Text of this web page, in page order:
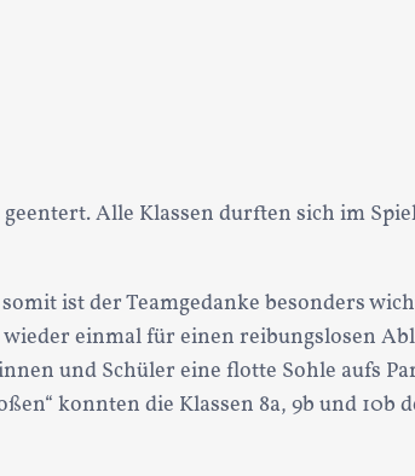
Alle Klassen durften sich im
ist der Teamgedanke besonders
einmal für einen reibungslosen
und Schüler eine flotte Sohle aufs
konnten die Klassen 8a, 9b und 10b